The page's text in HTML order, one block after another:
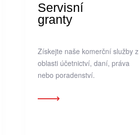
Servisní
granty
Získejte naše komerční služby z
oblasti účetnictví, daní, práva
nebo poradenství.